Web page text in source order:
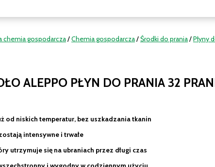
chemia gospodarcza/Chemia gospodarcza/Środki do prania/Płyny
ALEPPO PŁYN DO PRANIA 32
od niskich temperatur, bez uszkadzania tkanin
intensywne i trwałe
utrzymuje się na ubraniach przez długi czas